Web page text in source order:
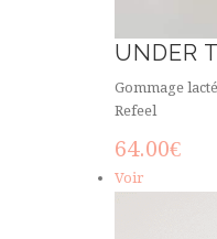
UNDER
Gommage lacté
Refeel
64.00€
Voir